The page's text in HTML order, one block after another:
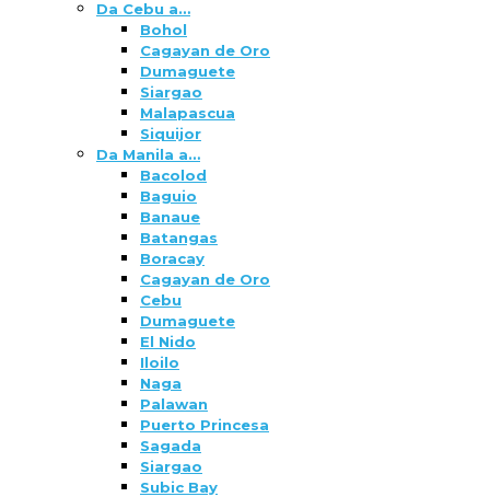
Da Cebu a…
Bohol
Cagayan de Oro
Dumaguete
Siargao
Malapascua
Siquijor
Da Manila a…
Bacolod
Baguio
Banaue
Batangas
Boracay
Cagayan de Oro
Cebu
Dumaguete
El Nido
Iloilo
Naga
Palawan
Puerto Princesa
Sagada
Siargao
Subic Bay